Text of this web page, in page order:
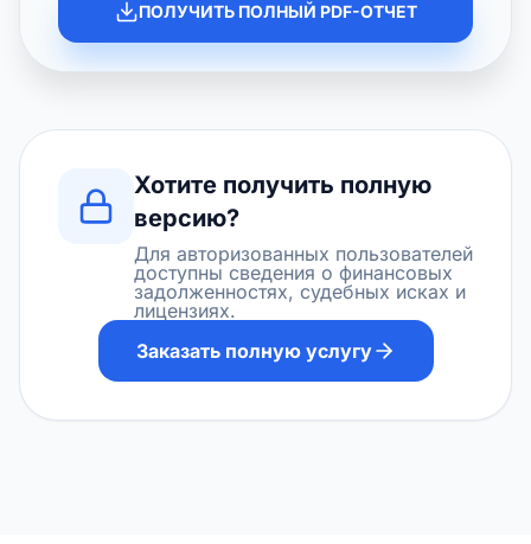
ПОЛУЧИТЬ ПОЛНЫЙ PDF-ОТЧЕТ
Хотите получить полную
версию?
Для авторизованных пользователей
доступны сведения о финансовых
задолженностях, судебных исках и
лицензиях.
Заказать полную услугу